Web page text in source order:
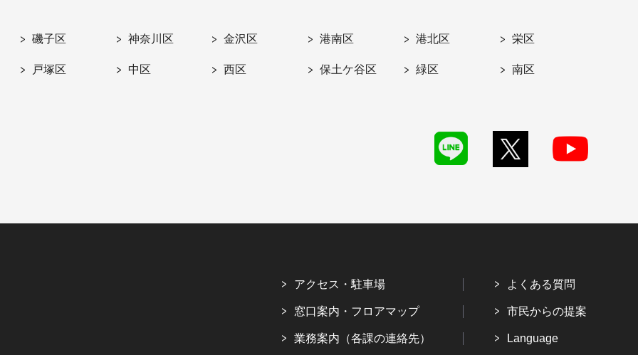
磯子区 神奈川区 金沢区 港南区 港北区 栄区
戸塚区 中区 西区 保土ケ谷区 緑区 南区
アクセス・駐車場
窓口案内・フロアマップ
業務案内（各課の連絡先）
よくある質問
市民からの提案
Language